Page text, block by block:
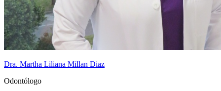
Dra. Martha Liliana Millan Diaz
Odontólogo